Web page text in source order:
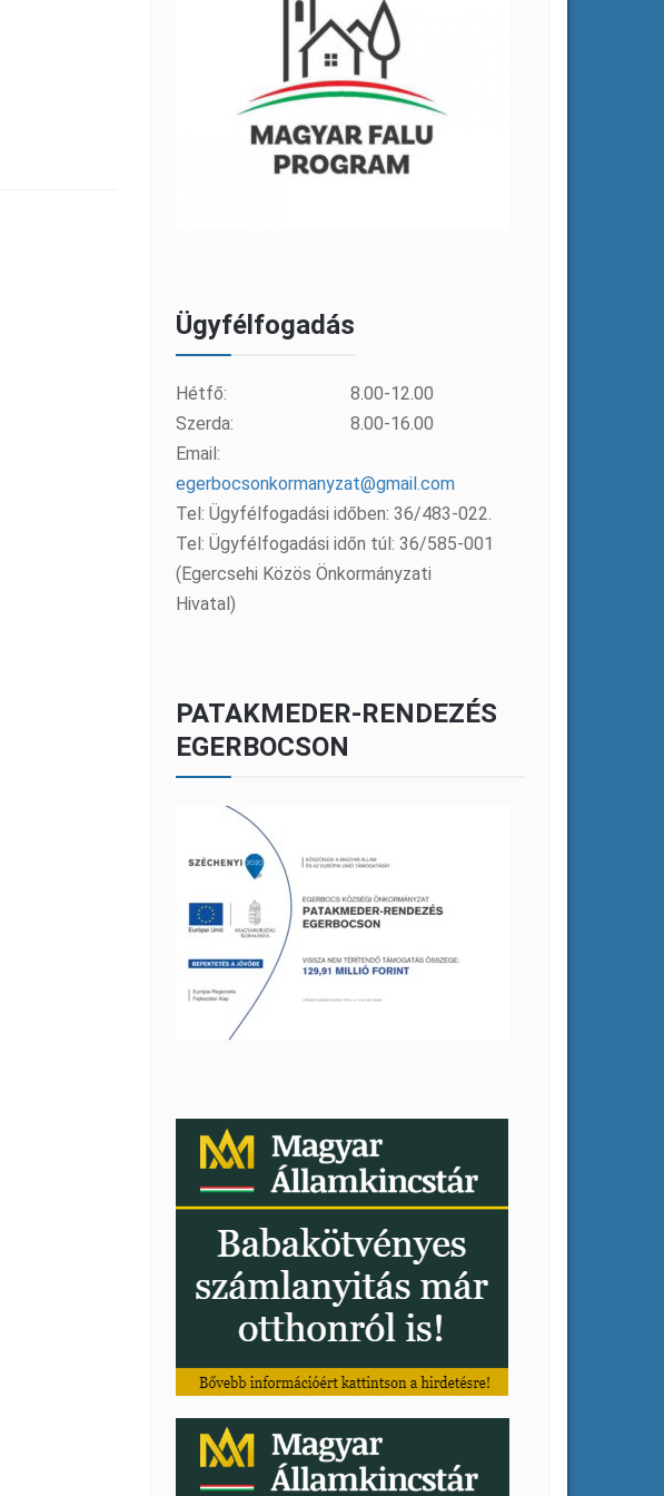
Ügyfélfogadás
Hétfő:
8.00-12.00
Szerda:
8.00-16.00
Email:
egerbocsonkormanyzat@gmail.com
Tel: Ügyfélfogadási időben: 36/483-022.
Tel: Ügyfélfogadási időn túl: 36/585-001
(Egercsehi Közös Önkormányzati
Hivatal)
PATAKMEDER-RENDEZÉS
EGERBOCSON